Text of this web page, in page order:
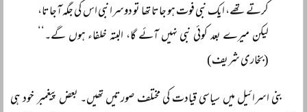
کرتے تھے، ایک نبی فوت ہو جاتا تھا تو دوسرا نبی اس کی جگہ آجاتا،
لیکن میرے بعد کوئی نبی نہیں آئے گا، البتہ خلفاء ہوں گے۔‘‘
(بخاری شریف)
بنی اسرائیل میں سیاسی قیادت کی مختلف صورتیں تھیں۔ بعض پیغمبر خود ہی